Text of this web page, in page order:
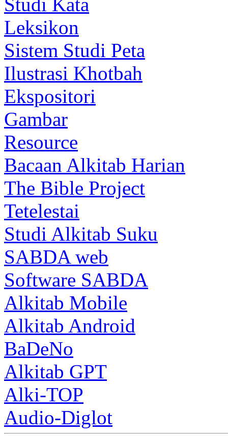
Leksikon
Sistem Studi Peta
Ilustrasi Khotbah
Ekspositori
Gambar
Resource
Bacaan Alkitab Harian
The Bible Project
Tetelestai
Studi Alkitab Suku
SABDA web
Software SABDA
Alkitab Mobile
Alkitab Android
BaDeNo
Alkitab GPT
Alki-TOP
Audio-Diglot